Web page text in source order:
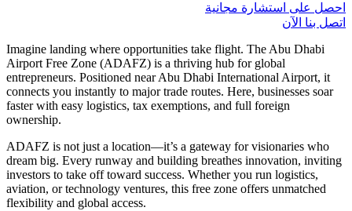
احصل على استشارة مجانية
اتصل بنا الآن
Imagine landing where opportunities take flight. The Abu Dhabi
Airport Free Zone (ADAFZ) is a thriving hub for global
entrepreneurs. Positioned near Abu Dhabi International Airport, it
connects you instantly to major trade routes. Here, businesses soar
faster with easy logistics, tax exemptions, and full foreign
ownership.
ADAFZ is not just a location—it’s a gateway for visionaries who
dream big. Every runway and building breathes innovation, inviting
investors to take off toward success. Whether you run logistics,
aviation, or technology ventures, this free zone offers unmatched
flexibility and global access.